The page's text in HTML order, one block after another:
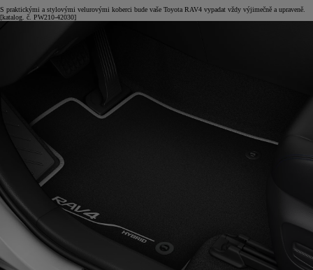
S praktickými a stylovými velurovými koberci bude vaše Toyota RAV4 vypadat vždy výjimečně a upraveně.
[katalog. č. PW210-42030]